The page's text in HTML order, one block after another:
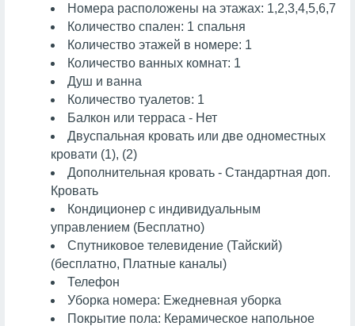
Номера расположены на этажах: 1,2,3,4,5,6,7
Количество спален: 1 спальня
Количество этажей в номере: 1
Количество ванных комнат: 1
Душ и ванна
Количество туалетов: 1
Балкон или терраса - Нет
Двуспальная кровать или две одноместных
кровати (1), (2)
Дополнительная кровать - Стандартная доп.
Кровать
Кондиционер с индивидуальным
управлением (Бесплатно)
Спутниковое телевидение (Тайский)
(бесплатно, Платные каналы)
Телефон
Уборка номера: Ежедневная уборка
Покрытие пола: Керамическое напольное